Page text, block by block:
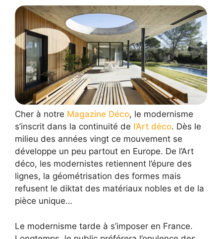
Cher à notre Magazine Déco, le modernisme
s’inscrit dans la continuité de l’Art déco. Dès le
milieu des années vingt ce mouvement se
développe un peu partout en Europe. De l’Art
déco, les modernistes retiennent l’épure des
lignes, la géométrisation des formes mais
refusent le diktat des matériaux nobles et de la
pièce unique…
Le modernisme tarde à s’imposer en France.